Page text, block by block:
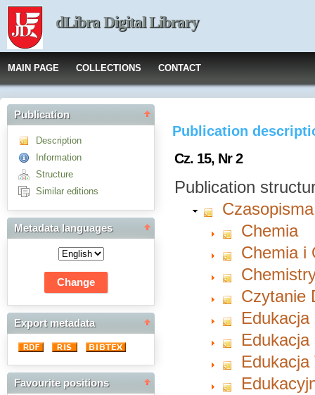
dLibra Digital Library
MAIN PAGE COLLECTIONS CONTACT
Publication
Description
Information
Structure
Similar editions
Metadata languages
Export metadata
Favourite positions
Publication
Cz. 15, Nr 2
Publication
Chemia
Chemia i
Czytanie